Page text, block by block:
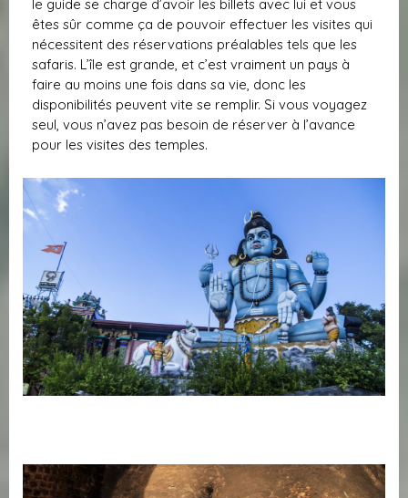
le guide se charge d’avoir les billets avec lui et vous
êtes sûr comme ça de pouvoir effectuer les visites qui
nécessitent des réservations préalables tels que les
safaris. L’île est grande, et c’est vraiment un pays à
faire au moins une fois dans sa vie, donc les
disponibilités peuvent vite se remplir. Si vous voyagez
seul, vous n’avez pas besoin de réserver à l’avance
pour les visites des temples.